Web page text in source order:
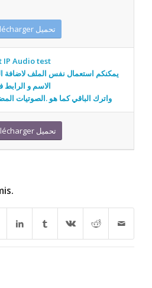
Télécharger تحميل
IP Audio test
يمكنكم استعمال نفس الملف لاضافة
الاسم و
واترك الباقي كما هو .الصوتيات
Télécharger تحميل